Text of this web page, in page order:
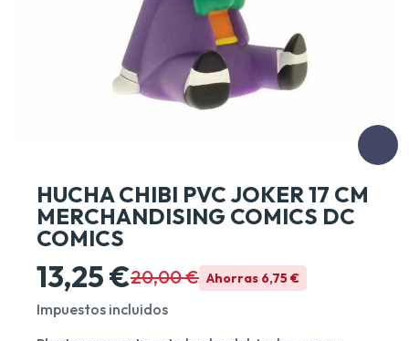
HUCHA CHIBI PVC JOKER 17 CM
MERCHANDISING COMICS DC
COMICS
13,25 €20,00 € Ahorras 6,75 €
Impuestos incluidos